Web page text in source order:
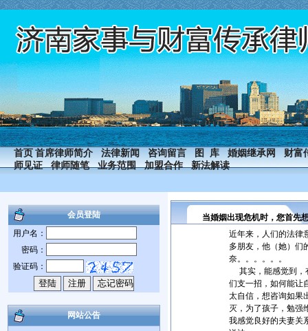
首页 首席律师简介 法律新闻 咨询留言 图 库 婚姻继承网
财富
师见证
律师随笔 业务范围 加盟合作 新法解读
会员登陆
用户名：
密码：
验证码：
网站公告
当婚姻出现危机时，您首先
近年来，人们的法律
多朋友，他（她）们
奈。。。。。。
其实，能感觉到，
们支一招，如何能让
太自信，想咨询如果
灭，为了孩子，勉强
我感觉良好的夫妻关